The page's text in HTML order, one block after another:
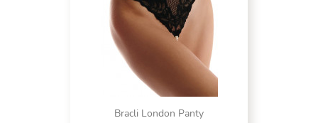
Bracli London Panty